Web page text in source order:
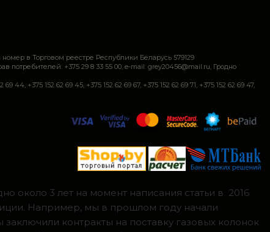
в Торговом реестре Республики Беларусь 579129
+375 29 8 33 55 00, e-mail: grey20456@mail.ru, Гродно
+375 152 62 69 45, +375 152 62 69 67, +375 152 62 69 71, +375 152 62 69 47,
около 3 лет на момент написания статьи в 2016
Например, мы в прошлом году начали
контракты на поставку газовых колонок